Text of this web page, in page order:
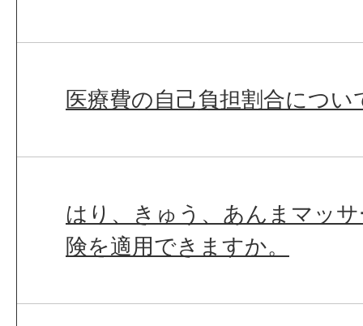
医療費の自己負担割合につ
はり、きゅう、あんまマッ
険を適用できますか。